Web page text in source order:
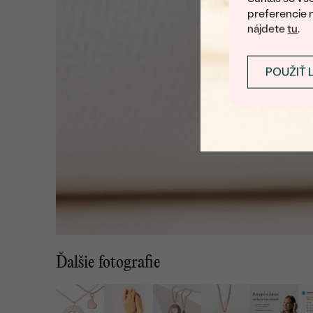
preferencie
nájdetetu.
POUŽIŤ
Ďalšie fotografie